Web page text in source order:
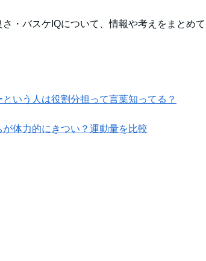
・バスケIQについて、情報や考えをまとめて
いう人は役割分担って言葉知ってる？
体力的にきつい？運動量を比較